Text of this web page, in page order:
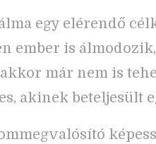
egy elérendő
ember is
már nem is
akinek beteljesült